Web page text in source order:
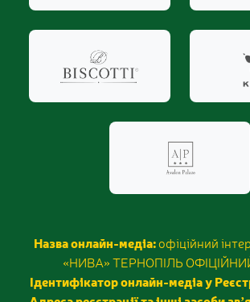
Назва онлайн-медіа:офіційний
«НИВА» ТЕРНОПІЛЬ
Ідентифікатор онлайн-медіа у